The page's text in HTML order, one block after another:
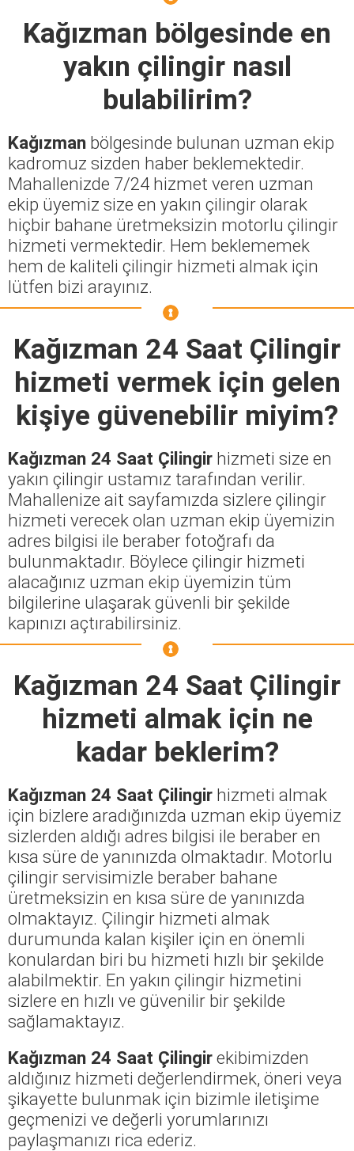
Kağızman bölgesinde en
yakın çilingir nasıl
bulabilirim?
Kağızman bölgesinde bulunan uzman ekip
kadromuz sizden haber beklemektedir.
Mahallenizde 7/24 hizmet veren uzman
ekip üyemiz size en yakın çilingir olarak
hiçbir bahane üretmeksizin motorlu çilingir
hizmeti vermektedir. Hem beklememek
hem de kaliteli çilingir hizmeti almak için
lütfen bizi arayınız.
Kağızman 24 Saat Çilingir
hizmeti vermek için gelen
kişiye güvenebilir miyim?
Kağızman 24 Saat Çilingir hizmeti size en
yakın çilingir ustamız tarafından verilir.
Mahallenize ait sayfamızda sizlere çilingir
hizmeti verecek olan uzman ekip üyemizin
adres bilgisi ile beraber fotoğrafı da
bulunmaktadır. Böylece çilingir hizmeti
alacağınız uzman ekip üyemizin tüm
bilgilerine ulaşarak güvenli bir şekilde
kapınızı açtırabilirsiniz.
Kağızman 24 Saat Çilingir
hizmeti almak için ne
kadar beklerim?
Kağızman 24 Saat Çilingir hizmeti almak
için bizlere aradığınızda uzman ekip üyemiz
sizlerden aldığı adres bilgisi ile beraber en
kısa süre de yanınızda olmaktadır. Motorlu
çilingir servisimizle beraber bahane
üretmeksizin en kısa süre de yanınızda
olmaktayız. Çilingir hizmeti almak
durumunda kalan kişiler için en önemli
konulardan biri bu hizmeti hızlı bir şekilde
alabilmektir. En yakın çilingir hizmetini
sizlere en hızlı ve güvenilir bir şekilde
sağlamaktayız.
Kağızman 24 Saat Çilingirekibimizden
aldığınız hizmeti değerlendirmek, öneri veya
şikayette bulunmak için bizimle iletişime
geçmenizi ve değerli yorumlarınızı
paylaşmanızı rica ederiz.